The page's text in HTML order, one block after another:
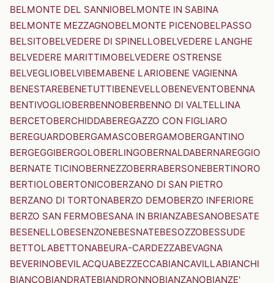
BELMONTE DEL SANNIOBELMONTE IN SABINA
BELMONTE MEZZAGNOBELMONTE PICENOBELPASSO
BELSITOBELVEDERE DI SPINELLOBELVEDERE LANGHE
BELVEDERE MARITTIMOBELVEDERE OSTRENSE
BELVEGLIOBELVIBEMABENE LARIOBENE VAGIENNA
BENESTAREBENETUTTIBENEVELLOBENEVENTOBENNA
BENTIVOGLIOBERBENNOBERBENNO DI VALTELLINA
BERCETOBERCHIDDABEREGAZZO CON FIGLIARO
BEREGUARDOBERGAMASCOBERGAMOBERGANTINO
BERGEGGIBERGOLOBERLINGOBERNALDABERNAREGGIO
BERNATE TICINOBERNEZZOBERRABERSONEBERTINORO
BERTIOLOBERTONICOBERZANO DI SAN PIETRO
BERZANO DI TORTONABERZO DEMOBERZO INFERIORE
BERZO SAN FERMOBESANA IN BRIANZABESANOBESATE
BESENELLOBESENZONEBESNATEBESOZZOBESSUDE
BETTOLABETTONABEURA-CARDEZZABEVAGNA
BEVERINOBEVILACQUABEZZECCABIANCAVILLABIANCHI
BIANCOBIANDRATEBIANDRONNOBIANZANOBIANZE'